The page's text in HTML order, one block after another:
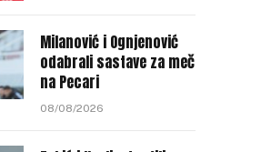
Milanović i Ognjenović
odabrali sastave za meč
na Pecari
08/08/2026